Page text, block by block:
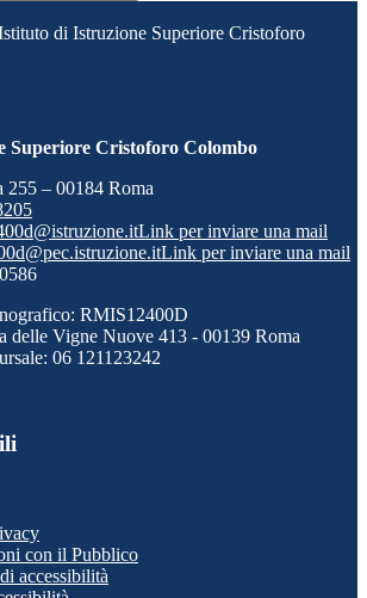
di Istruzione Superiore Cristoforo
Superiore Cristoforo Colombo
255 – 00184 Roma
Link per inviare una mail
Link per inviare una mail
RMIS12400D
delle Vigne Nuove 413 - 00139 Roma
06 121123242
con il Pubblico
accessibilità